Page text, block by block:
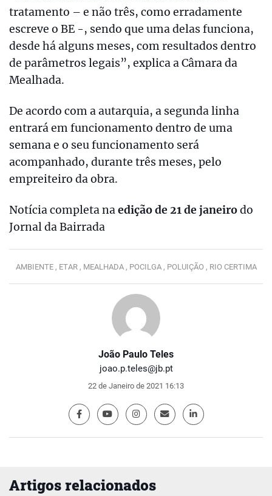
João Paulo Teles
joao.p.teles@jb.pt
22 de Janeiro de 2021 16:13
tratamento – e não três, como erradamente
escreve o BE -, sendo que uma delas funciona,
desde há alguns meses, com resultados dentro
de parâmetros legais”, explica a Câmara da
Mealhada.
De acordo com a autarquia, a segunda linha
entrará em funcionamento dentro de uma
semana e o seu funcionamento será
acompanhado, durante três meses, pelo
empreiteiro da obra.
Notícia completa naedição de 21 de janeirodo
Jornal da Bairrada
AMBIENTE , ETAR , MEALHADA , POCILGA , POLUIÇÃO , RIO CERTIMA
Artigos relacionados